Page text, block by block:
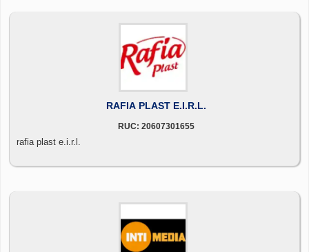
RAFIA PLAST E.I.R.L.
RUC: 20607301655
rafia plast e.i.r.l.